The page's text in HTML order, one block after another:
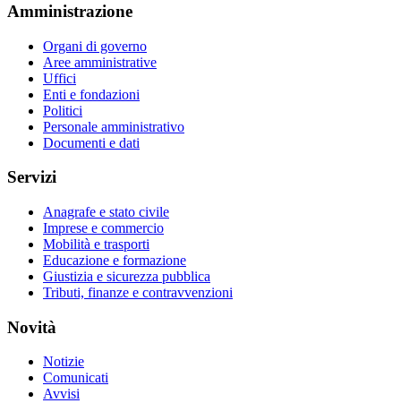
Amministrazione
Organi di governo
Aree amministrative
Uffici
Enti e fondazioni
Politici
Personale amministrativo
Documenti e dati
Servizi
Anagrafe e stato civile
Imprese e commercio
Mobilità e trasporti
Educazione e formazione
Giustizia e sicurezza pubblica
Tributi, finanze e contravvenzioni
Novità
Notizie
Comunicati
Avvisi